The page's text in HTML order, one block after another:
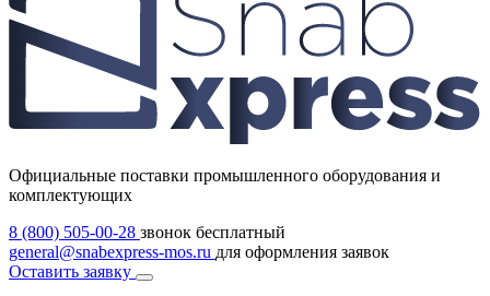
Официальные поставки промышленного оборудования и
комплектующих
8 (800) 505-00-28 звонок бесплатный
general@snabexpress-mos.ru для оформления заявок
Оставить заявку